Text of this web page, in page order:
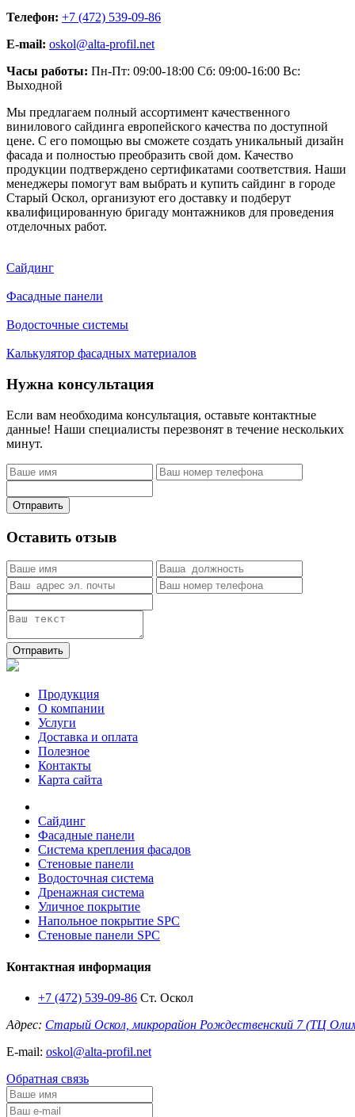
Телефон: +7 (472) 539-09-86
E-mail: oskol@alta-profil.net
Часы работы: Пн-Пт: 09:00-18:00 Сб: 09:00-16:00 Вс:
Выходной
Мы предлагаем полный ассортимент качественного
винилового сайдинга европейского качества по доступной
цене. С его помощью вы сможете создать уникальный дизайн
фасада и полностью преобразить свой дом. Качество
продукции подтверждено сертификатами соответствия. Наши
менеджеры помогут вам выбрать и купить сайдинг в городе
Старый Оскол, организуют его доставку и подберут
квалифицированную бригаду монтажников для проведения
отделочных работ.
Сайдинг
Фасадные панели
Водосточные системы
Калькулятор фасадных материалов
Нужна консультация
Если вам необходима консультация, оставьте контактные
данные! Наши специалисты перезвонят в течение нескольких
минут.
Отправить
Оставить отзыв
Отправить
Продукция
О компании
Услуги
Доставка и оплата
Полезное
Контакты
Карта сайта
Сайдинг
Фасадные панели
Система крепления фасадов
Стеновые панели
Водосточная система
Дренажная система
Уличное покрытие
Напольное покрытие SPC
Стеновые панели SPC
Контактная информация
+7 (472) 539-09-86 Ст. Оскол
Адрес: Старый Оскол, микрорайон Рождественский 7 (ТЦ
E-mail: oskol@alta-profil.net
Обратная связь